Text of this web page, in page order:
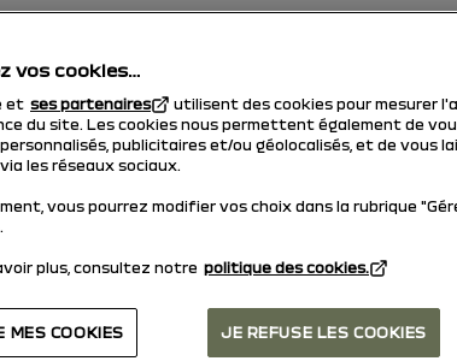
vos cookies…
et ses partenaires
utilisent des cookies pour mesurer
du site. Les cookies nous permettent également de
publicitaires et/ou géolocalisés, et de vous
les réseaux sociaux.
vous pourrez modifier vos choix dans la rubrique
plus, consultez notre politique des cookies.
JE REFUSE LES COOKIES
MES COOKIES